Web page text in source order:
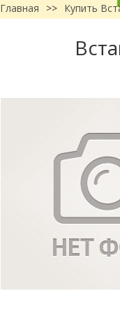
Главная
>> Купить